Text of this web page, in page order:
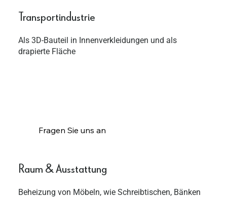
Als 3D-Bauteil in Innenverkleidungen und als
drapierte Fläche
Transportindustrie
Fragen Sie uns an
Beheizung von Möbeln, wie Schreibtischen, Bänken
Raum & Ausstattung